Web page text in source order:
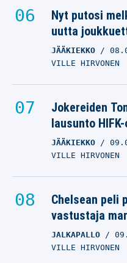
Nyt putosi
uutta
JÄÄKIEKKO
VILLE HIRVONEN
Jokereiden
lausunto
JÄÄKIEKKO
VILLE HIRVONEN
Chelsean peli
vastustaja
JALKAPALLO
VILLE HIRVONEN